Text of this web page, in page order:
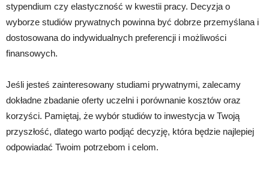
stypendium czy elastyczność w kwestii pracy. Decyzja o
wyborze studiów prywatnych powinna być dobrze przemyślana i
dostosowana do indywidualnych preferencji i możliwości
finansowych.
Jeśli jesteś zainteresowany studiami prywatnymi, zalecamy
dokładne zbadanie oferty uczelni i porównanie kosztów oraz
korzyści. Pamiętaj, że wybór studiów to inwestycja w Twoją
przyszłość, dlatego warto podjąć decyzję, która będzie najlepiej
odpowiadać Twoim potrzebom i celom.